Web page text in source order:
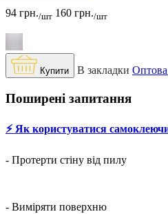
94 грн./шт 160 грн./шт
Купити В закладки Оптова
Поширені запитання
⚡️ Як користуватися
- Протерти стіну від пилу
- Виміряти поверхню